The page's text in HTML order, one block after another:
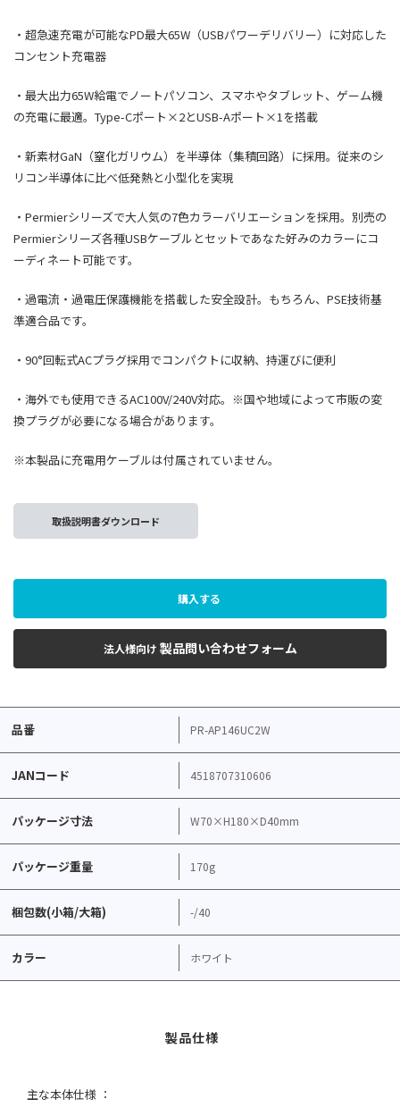
・超急速充電が可能なPD最大65W（USBパワーデリバリー）に対応した
コンセント充電器
・最大出力65W給電でノートパソコン、スマホやタブレット、ゲーム機
の充電に最適。Type-Cポート×2とUSB-Aポート×1を搭載
・新素材GaN（窒化ガリウム）を半導体（集積回路）に採用。従来のシ
リコン半導体に比べ低発熱と小型化を実現
・Permierシリーズで大人気の7色カラーバリエーションを採用。別売の
Permierシリーズ各種USBケーブルとセットであなた好みのカラーにコ
ーディネート可能です。
・過電流・過電圧保護機能を搭載した安全設計。もちろん、PSE技術基
準適合品です。
・90°回転式ACプラグ採用でコンパクトに収納、持運びに便利
・海外でも使用できるAC100V/240V対応。※国や地域によって市販の変
換プラグが必要になる場合があります。
※本製品に充電用ケーブルは付属されていません。
取扱説明書ダウンロード
購入する
法人様向け 製品問い合わせフォーム
品番 PR-AP146UC2W
JANコード 4518707310606
パッケージ寸法 W70×H180×D40mm
パッケージ重量 170g
梱包数(小箱/大箱) -/40
カラー ホワイト
主な本体仕様 ：